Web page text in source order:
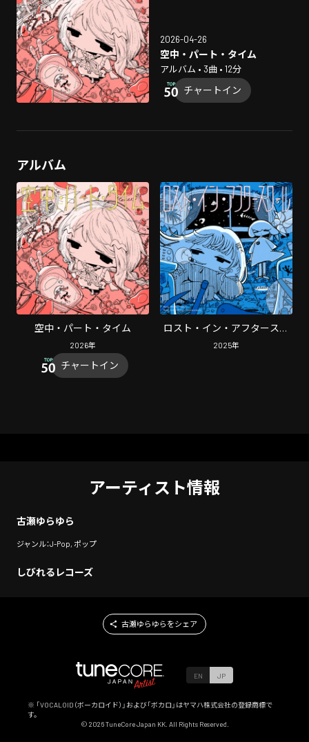
2026-04-26
空中・パート・タイム
アルバム • 3曲 • 12分
チャートイン
アルバム
空中・パート・タイム
2026年
チャートイン
ロスト・イン・アフタースク
ール
2025年
アーティスト情報
古瀬ゆらゆら
ジャンル：J-Pop, ポップ
しびれるレコーズ
古瀬ゆらゆらをシェア
EN JP
※ 「VOCALOID（ボーカロイド）」および「ボカロ」はヤマハ株式会社の登録商標で
す。
© 2026TuneCore Japan KK. All Rights Reserved.